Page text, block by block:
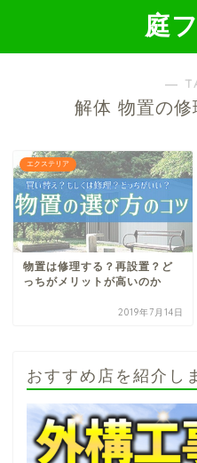
庭
―
解体 物置の
エクステリア
物置は修理する？再設置？ど
っちがメリットが高いのか
2019年7月14日
おすすめ店を紹介し